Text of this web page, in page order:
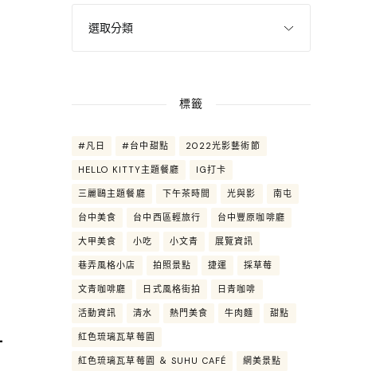
標籤
#凡日 #台中甜點 2022光影藝術節
HELLO KITTY主題餐廳 IG打卡
三麗鷗主題餐廳 下午茶時間 光與影 南屯
台中美食 台中西區輕旅行 台中豐原咖啡廳
大甲美食 小吃 小文青 展覽資訊
巷弄風格小店 拍照景點 捷運 採草莓
文青咖啡廳 日式風格街拍 日青咖啡
活動資訊 清水 熱門美食 牛肉麵 甜點
紅色琉璃瓦草莓園
紅色琉璃瓦草莓園 ＆ SUHU CAFÉ 網美景點